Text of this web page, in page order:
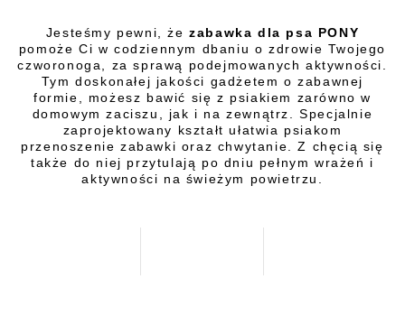
Jesteśmy pewni, żezabawka dla psa PONY
pomoże Ci w codziennym dbaniu o zdrowie Twojego
czworonoga, za sprawą podejmowanych aktywności.
Tym doskonałej jakości gadżetem o zabawnej
formie, możesz bawić się z psiakiem zarówno w
domowym zaciszu, jak i na zewnątrz. Specjalnie
zaprojektowany kształt ułatwia psiakom
przenoszenie zabawki oraz chwytanie. Z chęcią się
także do niej przytulają po dniu pełnym wrażeń i
aktywności na świeżym powietrzu.